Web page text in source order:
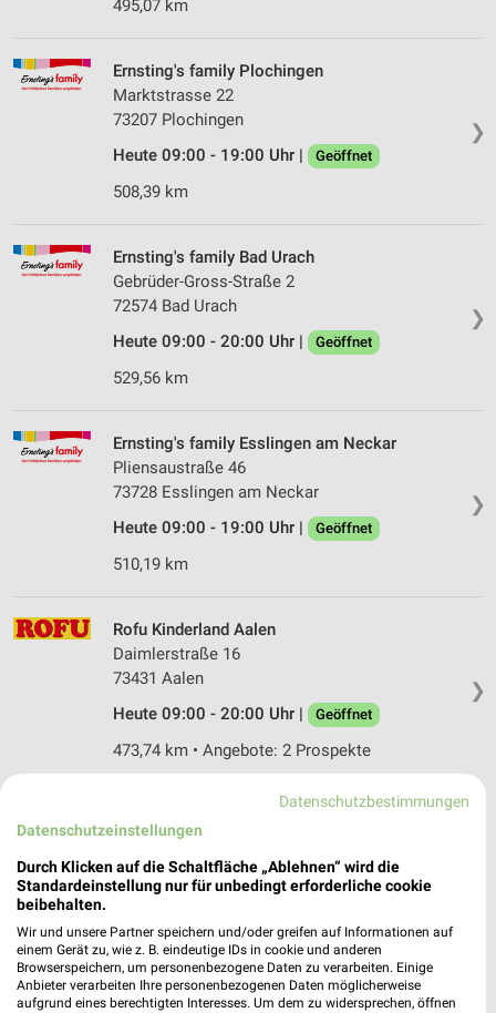
495,07 km
❯
Ernsting's family Plochingen
Marktstrasse 22
73207 Plochingen
Heute 09:00 - 19:00 Uhr |
Geöffnet
508,39 km
❯
Ernsting's family Bad Urach
Gebrüder-Gross-Straße 2
72574 Bad Urach
Heute 09:00 - 20:00 Uhr |
Geöffnet
529,56 km
❯
Ernsting's family Esslingen am Neckar
Pliensaustraße 46
73728 Esslingen am Neckar
Heute 09:00 - 19:00 Uhr |
Geöffnet
510,19 km
❯
Rofu Kinderland Aalen
Daimlerstraße 16
73431 Aalen
Heute 09:00 - 20:00 Uhr |
Geöffnet
473,74 km • Angebote: 2 Prospekte
Herzog-Carl-Str. 1
73760 Ostfildern
Heute 09:00 - 19:00 Uhr |
513,23 km
Ernsting's family Winnenden
Datenschutzbestimmungen
Datenschutzeinstellungen
Durch Klicken auf die Schaltfläche „Ablehnen“ wird die
Standardeinstellung nur für unbedingt erforderliche cookie
beibehalten.
Wir und unsere Partner speichern und/oder greifen auf Informationen auf
einem Gerät zu, wie z. B. eindeutige IDs in cookie und anderen
Browserspeichern, um personenbezogene Daten zu verarbeiten. Einige
Anbieter verarbeiten Ihre personenbezogenen Daten möglicherweise
aufgrund eines berechtigten Interesses. Um dem zu widersprechen, öffnen